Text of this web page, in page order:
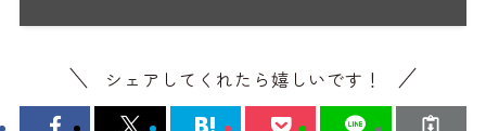
シェアしてくれたら嬉しいです！